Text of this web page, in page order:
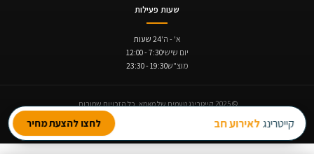
שעות פעילות
א' - ה'24 שעות
יום שישי7:30 - 12:00
מוצ"ש19:30 - 23:30
© 2025 קייטרינג טעמים של מאמא. כל הזכויות שמורות.
מדיניות פרטיות
קייטרינגלאירוע חברה לחצו להצעת מחיר